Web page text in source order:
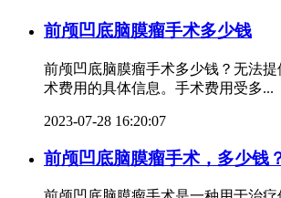
前颅凹底脑膜瘤手术多少钱
前颅凹底脑膜瘤手术多少钱？无法
术费用的具体信息。手术费用受多...
2023-07-28 16:20:07
前颅凹底脑膜瘤手术，多少钱